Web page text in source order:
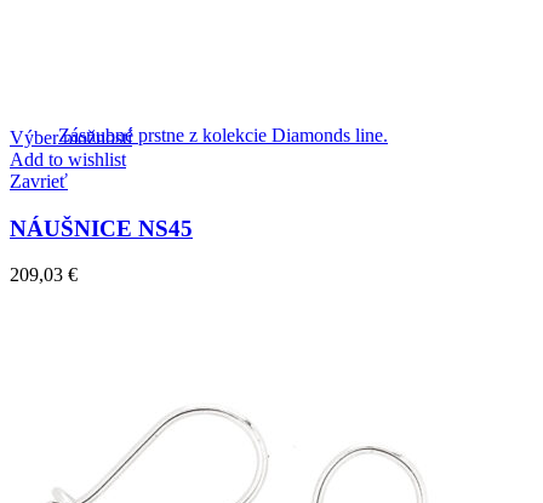
Zásnubné prstne z kolekcie Diamonds line.
Výber možností
Add to wishlist
Zavrieť
NÁUŠNICE NS45
209,03 €